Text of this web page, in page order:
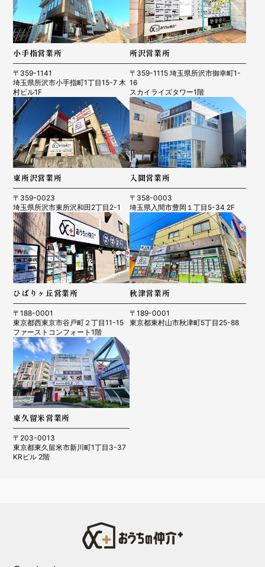
小手指営業所
〒359-1141
埼玉県所沢市小手指町1丁目15-7 木
村ビル1F
所沢営業所
〒359-1115 埼玉県所沢市御幸町1-
16
スカイライズタワー1階
東所沢営業所
〒359-0023
埼玉県所沢市東所沢和田2丁目2-1
入間営業所
〒358-0003
埼玉県入間市豊岡１丁目5-34 2F
ひばりヶ丘営業所
〒188-0001
東京都西東京市谷戸町２丁目11-15
ファーストコンフォート1階
秋津営業所
〒189-0001
東京都東村山市秋津町5丁目25-88
東久留米営業所
〒203-0013
東京都東久留米市新川町1丁目3-37
KRビル 2階